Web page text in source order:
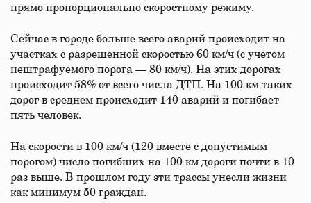
прямо пропорционально скоростному режиму.
Сейчас в городе больше всего аварий происходит на
участках с разрешенной скоростью 60 км/ч (с учетом
нештрафуемого порога — 80 км/ч). На этих дорогах
происходит 58% от всего числа ДТП. На 100 км таких
дорог в среднем происходит 140 аварий и погибает
пять человек.
На скорости в 100 км/ч (120 вместе с допустимым
порогом) число погибших на 100 км дороги почти в 10
раз выше. В прошлом году эти трассы унесли жизни
как минимум 50 граждан.